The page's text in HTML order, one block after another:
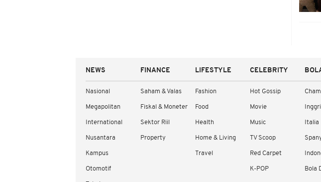
NEWS
Nasional
Megapolitan
International
Nusantara
Kampus
Otomotif
FINANCE
Saham & Valas
Fiskal & Moneter
Sektor Riil
Property
LIFESTYLE
Fashion
Food
Health
Home & Living
Travel
CELEBRITY
Hot Gossip
Movie
Music
TV Scoop
Red Carpet
K-POP
Italia
Bola